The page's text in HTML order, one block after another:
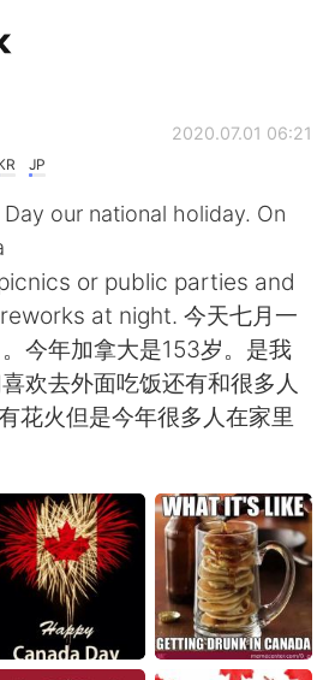
linguistique
简体中文
Español
한국어
ไทย
Italiano
JP
2020.07.01 06:21
our national holiday. On
or public parties and
at night. 今天七月一
今年加拿大是153岁。是我
欢去外面吃饭还有和很多人
花火但是今年很多人在家里